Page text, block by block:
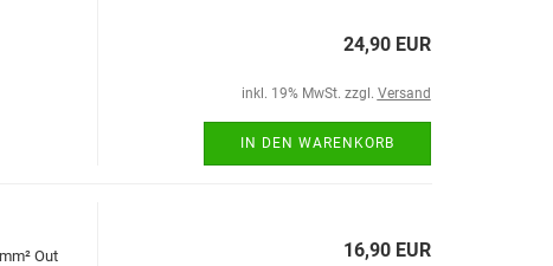
24,90 EUR
inkl. 19% MwSt. zzgl. Versand
IN DEN WARENKORB
Out 16,90 EUR